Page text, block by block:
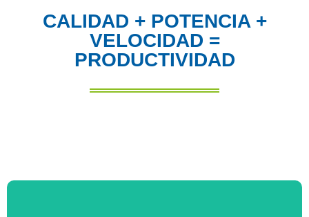
CALIDAD + POTENCIA +
VELOCIDAD =
PRODUCTIVIDAD